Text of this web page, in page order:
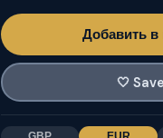
Добавить в
🤍